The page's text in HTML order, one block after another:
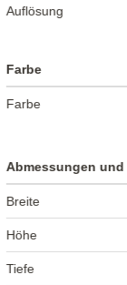
Auflösung
Farbe
Farbe
Abmessungen
Breite
Höhe
Tiefe